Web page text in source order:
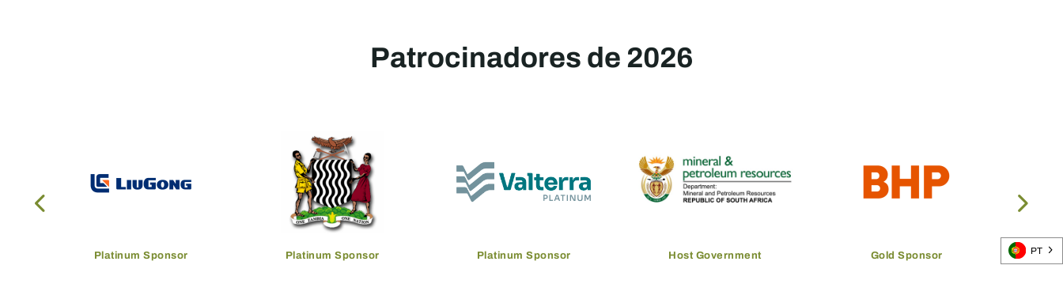
Patrocinadores de 2026
Platinum Sponsor Platinum Sponsor Platinum Sponsor Host Government Gold Sponsor PT